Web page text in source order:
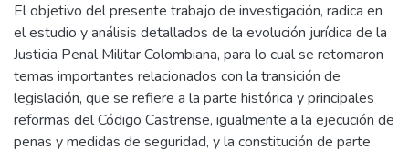
El objetivo del presente trabajo de investigación, radica en
el estudio y análisis detallados de la evolución jurídica de la
Justicia Penal Militar Colombiana, para lo cual se retomaron
temas importantes relacionados con la transición de
legislación, que se refiere a la parte histórica y principales
reformas del Código Castrense, igualmente a la ejecución de
penas y medidas de seguridad, y la constitución de parte